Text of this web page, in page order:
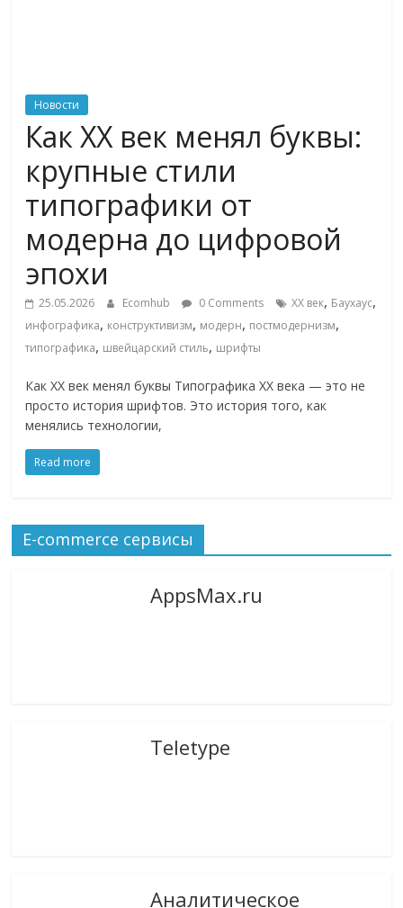
логистике,
технологиях,
соцсетях
об
онлайн-
торговле,
сервисах
для
Commerce,
ритейле,
логистике,
соцсетях.
как
знать
Новости
Как XX век менял буквы:
крупные стили
типографики от
модерна до цифровой
эпохи
25.05.2026 Ecomhub 0 Comments XX век, Баухаус,
инфографика, конструктивизм, модерн, постмодернизм,
типографика, швейцарский стиль, шрифты
Как XX век менял буквы Типографика XX века — это не
просто история шрифтов. Это история того, как
менялись технологии,
Read more
E-commerce сервисы
AppsMax.ru
Teletype
Аналитическое